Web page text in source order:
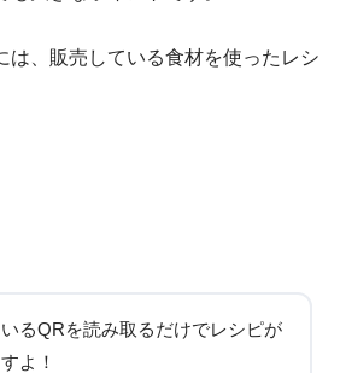
は、販売している食材を使ったレシ
るQRを読み取るだけでレシピが
よ！